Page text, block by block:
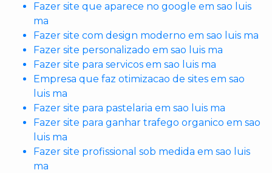
Fazer site que aparece no google em sao luis
ma
Fazer site com design moderno em sao luis ma
Fazer site personalizado em sao luis ma
Fazer site para servicos em sao luis ma
Empresa que faz otimizacao de sites em sao
luis ma
Fazer site para pastelaria em sao luis ma
Fazer site para ganhar trafego organico em sao
luis ma
Fazer site profissional sob medida em sao luis
ma